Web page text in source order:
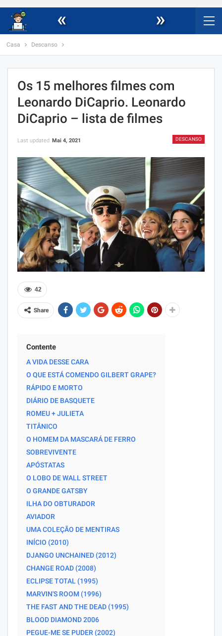
« »
Casa Descanso
Os 15 melhores filmes com
Leonardo DiCaprio. Leonardo
DiCaprio – lista de filmes
DESCANSO
Last updated Mai 4, 2021
42
Share
Contente
A VIDA DESSE CARA
O QUE ESTÁ COMENDO GILBERT GRAPE?
RÁPIDO E MORTO
DIÁRIO DE BASQUETE
ROMEU + JULIETA
TITÂNICO
O HOMEM DA MASCARÁ DE FERRO
SOBREVIVENTE
APÓSTATAS
O LOBO DE WALL STREET
O GRANDE GATSBY
ILHA DO OBTURADOR
AVIADOR
UMA COLEÇÃO DE MENTIRAS
INÍCIO (2010)
DJANGO UNCHAINED (2012)
CHANGE ROAD (2008)
ECLIPSE TOTAL (1995)
MARVIN'S ROOM (1996)
THE FAST AND THE DEAD (1995)
BLOOD DIAMOND 2006
PEGUE-ME SE PUDER (2002)